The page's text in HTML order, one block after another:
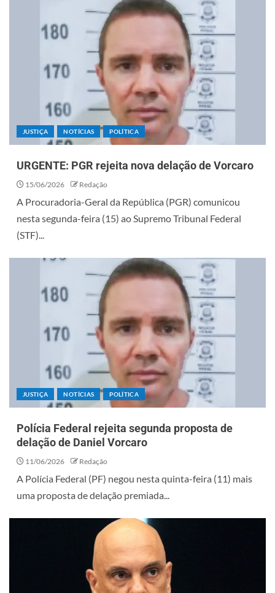
JUSTIÇA NOTÍCIAS POLÍTICA
URGENTE: PGR rejeita nova delação de Vorcaro
15/06/2026 Redação
A Procuradoria-Geral da República (PGR) comunicou
nesta segunda-feira (15) ao Supremo Tribunal Federal
(STF)...
JUSTIÇA NOTÍCIAS POLÍTICA
Polícia Federal rejeita segunda proposta de
delação de Daniel Vorcaro
11/06/2026 Redação
A Polícia Federal (PF) negou nesta quinta-feira (11) mais
uma proposta de delação premiada...